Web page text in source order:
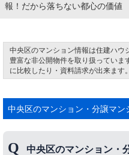
報！だから落ちない都心の価値
中央区のマンション情報は住建ハウ
豊富な非公開物件を取り扱っていま
に比較したり・資料請求が出来ます。
中央区日本橋は、江戸時代には五街
国道路元標」の文字があります。こ
書かれた文字です。 現在では日本
動や物流に欠かせない大動脈となっ
中央区のマンション・分譲マ
中央区のマンション・